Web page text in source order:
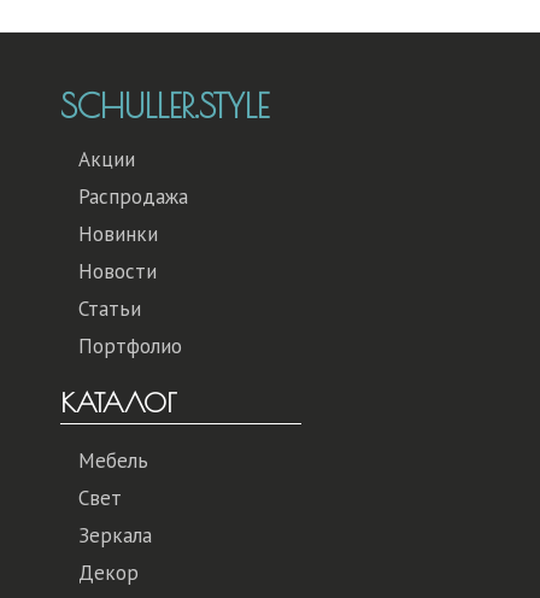
SCHULLER.STYLE
Акции
Распродажа
Новинки
Новости
Статьи
Портфолио
КАТАЛОГ
Мебель
Свет
Зеркала
Декор